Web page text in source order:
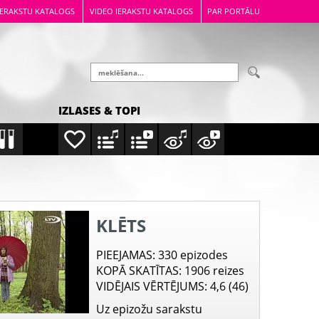
KATALOGS VIDEO IERAKSTU KATALOGS PAR PORTĀLU
IZLASES & TOPI
KLĒTS
PIEEJAMAS: 330 epizodes
KOPĀ SKATĪTAS: 1906 reizes
VIDĒJAIS VĒRTĒJUMS: 4,6 (46)
Uz epizožu sarakstu